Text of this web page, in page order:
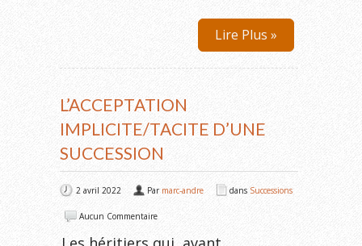
Lire Plus »
L’ACCEPTATION
IMPLICITE/TACITE D’UNE
SUCCESSION
2 avril 2022 Par marc-andre dans Successions
Aucun Commentaire